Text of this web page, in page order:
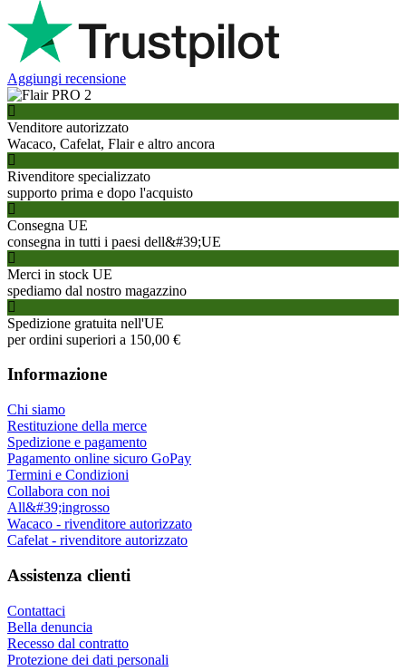
Aggiungi recensione
Venditore autorizzato
Wacaco, Cafelat, Flair e altro ancora
Rivenditore specializzato
supporto prima e dopo l'acquisto
Consegna UE
consegna in tutti i paesi dell&#39;UE
Merci in stock UE
spediamo dal nostro magazzino
Spedizione gratuita nell'UE
per ordini superiori a 150,00 €
Informazione
Chi siamo
Restituzione della merce
Spedizione e pagamento
Pagamento online sicuro GoPay
Termini e Condizioni
Collabora con noi
All&#39;ingrosso
Wacaco - rivenditore autorizzato
Cafelat - rivenditore autorizzato
Assistenza clienti
Contattaci
Bella denuncia
Recesso dal contratto
Protezione dei dati personali